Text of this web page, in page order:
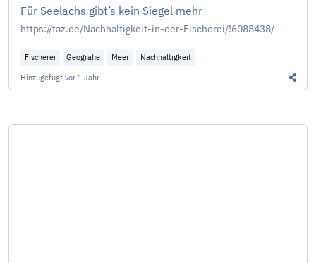
Für Seelachs gibt’s kein Siegel mehr
https://taz.de/Nachhaltigkeit-in-der-Fischerei/!6088438/
Fischerei Geografie Meer
Nachhaltigkeit
Hinzugefügt vor 1 Jahr